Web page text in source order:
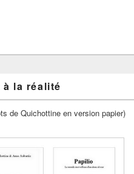
à la réalité
de Quichottine en version papier)